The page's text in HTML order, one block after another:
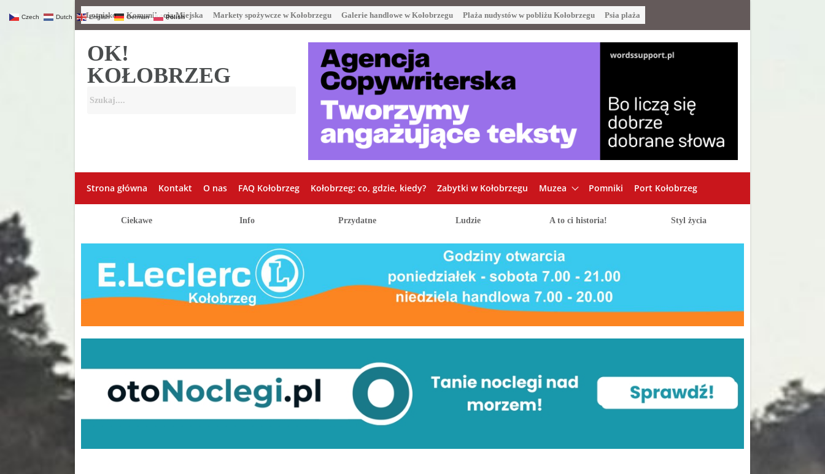
Lotnisko Komunikacja Miejska Markety spożywcze w Kołobrzegu Galerie handlowe w Kołobrzegu Plaża nudystów w pobliżu Kołobrzegu Psia plaża
OK!
KOŁOBRZEG
Strona główna Kontakt O nas FAQ Kołobrzeg Kołobrzeg: co, gdzie, kiedy? Zabytki w Kołobrzegu Muzea Pomniki Port Kołobrzeg
Ciekawe Info Przydatne Ludzie A to ci historia! Styl życia
Czech Dutch English German Polish